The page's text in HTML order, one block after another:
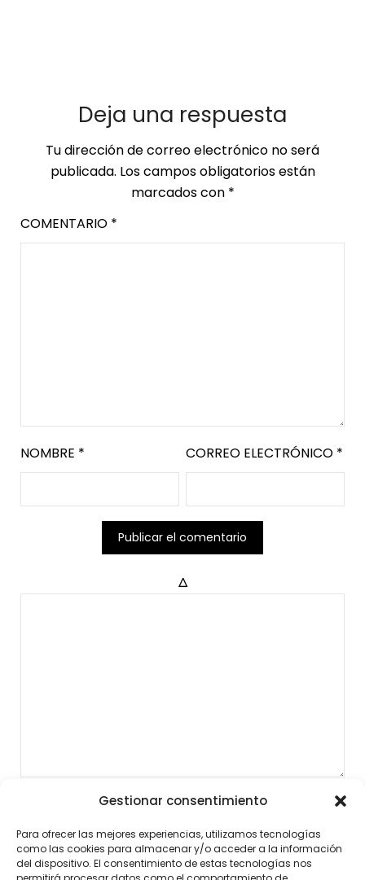
Deja una respuesta
Tu dirección de correo electrónico no será
publicada. Los campos obligatorios están
marcados con *
COMENTARIO *
NOMBRE * CORREO ELECTRÓNICO *
Δ
Gestionar consentimiento
Para ofrecer las mejores experiencias, utilizamos tecnologías
como las cookies para almacenar y/o acceder a la información
del dispositivo. El consentimiento de estas tecnologías nos